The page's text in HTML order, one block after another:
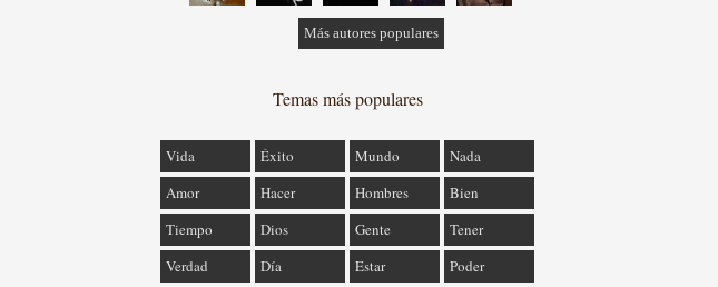
Más autores populares
Temas más populares
Vida Éxito Mundo
Nada
Amor
Hacer Hombres
Bien
Tiempo
Dios Gente
Tener
Verdad
Día Estar Poder